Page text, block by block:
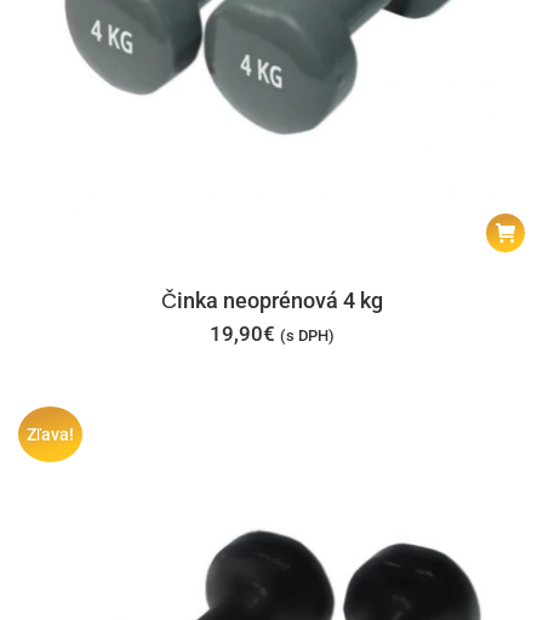
Činka neoprénová 4 kg
19,90€ (s DPH)
Zľava!